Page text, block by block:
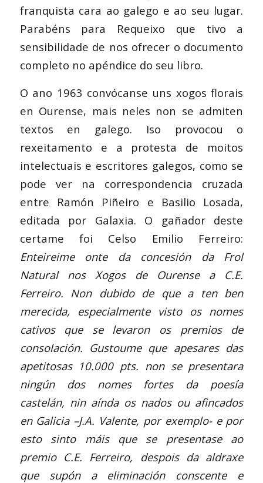
franquista cara ao galego e ao seu lugar.
Parabéns para Requeixo que tivo a
sensibilidade de nos ofrecer o documento
completo no apéndice do seu libro.
O ano 1963 convócanse uns xogos florais
en Ourense, mais neles non se admiten
textos en galego. Iso provocou o
rexeitamento e a protesta de moitos
intelectuais e escritores galegos, como se
pode ver na correspondencia cruzada
entre Ramón Piñeiro e Basilio Losada,
editada por Galaxia. O gañador deste
certame foi Celso Emilio Ferreiro:
Enteireime onte da concesión da Frol
Natural nos Xogos de Ourense a C.E.
Ferreiro. Non dubido de que a ten ben
merecida, especialmente visto os nomes
cativos que se levaron os premios de
consolación. Gustoume que apesares das
apetitosas 10.000 pts. non se presentara
ningún dos nomes fortes da poesía
castelán, nin aínda os nados ou afincados
en Galicia –J.A. Valente, por exemplo- e por
esto sinto máis que se presentase ao
premio C.E. Ferreiro, despois da aldraxe
que supón a eliminación conscente e